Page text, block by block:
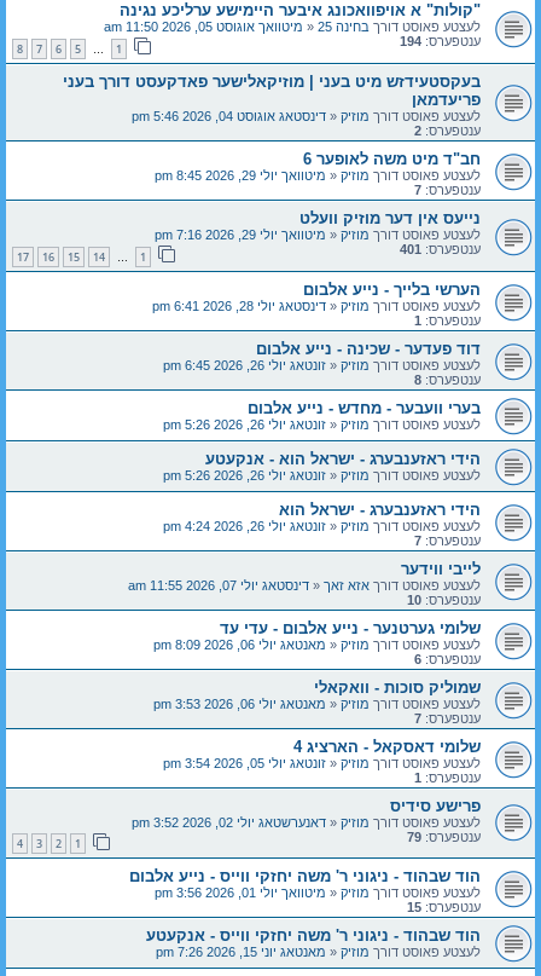
"קולות" א אויפוואכונג איבער היימישע ערליכע נגינה
לעצטע פאוסט דורך בחינה 25 « מיטוואך אוגוסט 05, 2026 11:50 am
ענטפערס: 194
1
…
5
6
7
8
בעקסטעידזש מיט בעני | מוזיקאלישער פאדקעסט דורך בעני
פריעדמאן
לעצטע פאוסט דורך מוזיק « דינסטאג אוגוסט 04, 2026 5:46 pm
ענטפערס: 2
חב"ד מיט משה לאופער 6
לעצטע פאוסט דורך מוזיק « מיטוואך יולי 29, 2026 8:45 pm
ענטפערס: 7
נייעס אין דער מוזיק וועלט
לעצטע פאוסט דורך מוזיק « מיטוואך יולי 29, 2026 7:16 pm
ענטפערס: 401
1
…
14
15
16
17
הערשי בלייך - נייע אלבום
לעצטע פאוסט דורך מוזיק « דינסטאג יולי 28, 2026 6:41 pm
ענטפערס: 1
דוד פעדער - שכינה - נייע אלבום
לעצטע פאוסט דורך מוזיק « זונטאג יולי 26, 2026 6:45 pm
ענטפערס: 8
בערי וועבער - מחדש - נייע אלבום
לעצטע פאוסט דורך מוזיק « זונטאג יולי 26, 2026 5:26 pm
הידי ראזענבערג - ישראל הוא - אנקעטע
לעצטע פאוסט דורך מוזיק « זונטאג יולי 26, 2026 5:26 pm
הידי ראזענבערג - ישראל הוא
לעצטע פאוסט דורך מוזיק « זונטאג יולי 26, 2026 4:24 pm
ענטפערס: 7
לייבי ווידער
לעצטע פאוסט דורך אזא זאך « דינסטאג יולי 07, 2026 11:55 am
ענטפערס: 10
שלומי גערטנער - נייע אלבום - עדי עד
לעצטע פאוסט דורך מוזיק « מאנטאג יולי 06, 2026 8:09 pm
ענטפערס: 6
שמוליק סוכות - וואקאלי
לעצטע פאוסט דורך מוזיק « מאנטאג יולי 06, 2026 3:53 pm
ענטפערס: 7
שלומי דאסקאל - הארציג 4
לעצטע פאוסט דורך מוזיק « זונטאג יולי 05, 2026 3:54 pm
ענטפערס: 1
פרישע סידיס
לעצטע פאוסט דורך מוזיק « דאנערשטאג יולי 02, 2026 3:52 pm
ענטפערס: 79
1
2
3
4
הוד שבהוד - ניגוני ר' משה יחזקי ווייס - נייע אלבום
לעצטע פאוסט דורך מוזיק « מיטוואך יולי 01, 2026 3:56 pm
ענטפערס: 15
הוד שבהוד - ניגוני ר' משה יחזקי ווייס - אנקעטע
לעצטע פאוסט דורך מוזיק « מאנטאג יוני 15, 2026 7:26 pm